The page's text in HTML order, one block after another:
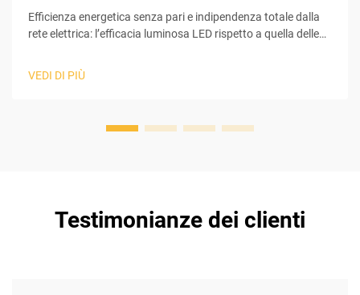
Efficienza energetica senza pari e indipendenza totale dalla
rete elettrica: l’efficacia luminosa LED rispetto a quella delle
pressione (HPS) è superiore; un numero maggiore di lumen
per watt significa che i LED a bassa potenza presentano un
VEDI DI PIÙ
Testimonianze dei clienti